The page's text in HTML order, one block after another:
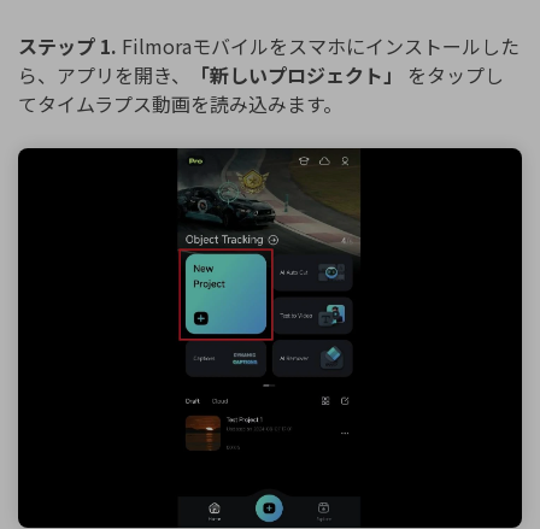
ステップ 1. Filmoraモバイルをスマホにインストールした
ら、アプリを開き、
「新しいプロジェクト」
をタップし
てタイムラプス動画を読み込みます。